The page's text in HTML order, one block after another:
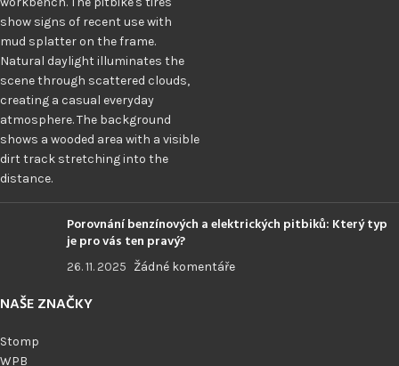
Porovnání benzínových a elektrických pitbiků: Který typ
je pro vás ten pravý?
26. 11. 2025 Žádné komentáře
NAŠE ZNAČKY
Stomp
WPB